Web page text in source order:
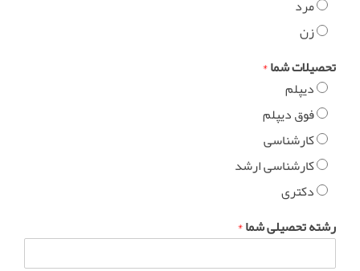
مرد
زن
تحصیلات شما*
دیپلم
فوق دیپلم
کارشناسی
کارشناسی ارشد
دکتری
رشته تحصیلی شما*